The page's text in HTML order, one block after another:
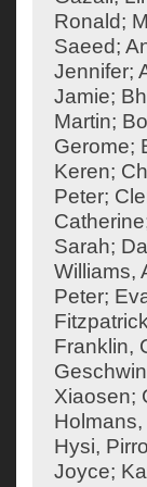
Ronald;
Saeed;
Jennifer;
Jamie;
Martin;
Gerome;
Keren;
Peter;
Catherine
Sarah;
Williams,
Peter;
Franklin,
Xiaosen;
Hysi, Pirro
Joyce;